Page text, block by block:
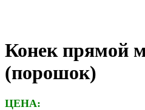
Конек прямой
(порошок)
ЦЕНА: